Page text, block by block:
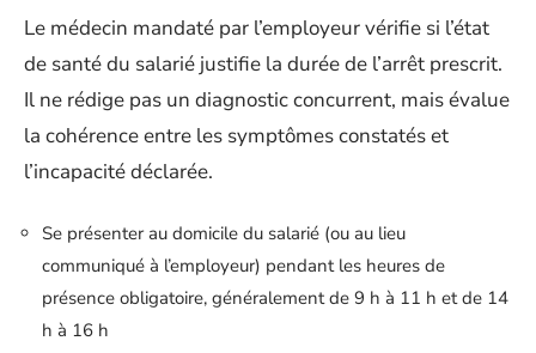
Le médecin mandaté par l’employeur vérifie si l’état
de santé du salarié justifie la durée de l’arrêt prescrit.
Il ne rédige pas un diagnostic concurrent, mais évalue
la cohérence entre les symptômes constatés et
l’incapacité déclarée.
Se présenter au domicile du salarié (ou au lieu
communiqué à l’employeur) pendant les heures de
présence obligatoire, généralement de 9 h à 11 h et de 14
h à 16 h